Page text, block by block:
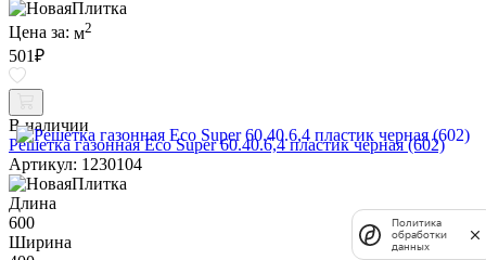
Цена за: м2
501₽
В наличии
Решетка газонная Eco Super 60.40.6,4 пластик черная (602)
Артикул: 1230104
Длина
600
Ширина
Политика
обработки
данных